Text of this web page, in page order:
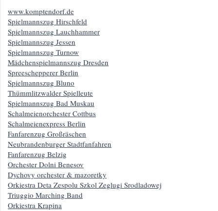
www.komptendorf.de
Spielmannszug Hirschfeld
Spielmannszug Lauchhammer
Spielmannszug Jessen
Spielmannszug Turnow
Mädchenspielmannszug Dresden
Spreeschepperer Berlin
Spielmannszug Bluno
Thümmlitzwalder Spielleute
Spielmannszug Bad Muskau
Schalmeienorchester Cottbus
Schalmeienexpress Berlin
Fanfarenzug Großräschen
Neubrandenburger Stadtfanfahren
Fanfarenzug Belzig
Orchester Dolni Benesov
Dychovy orchester & mazoretky
Orkiestra Deta Zespolu Szkol Zeglugi Srodladowej
Triuggio Marching Band
Orkiestra Krapina